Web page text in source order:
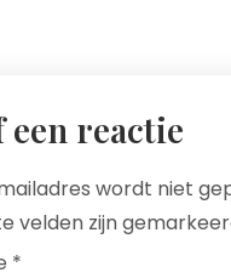
een reactie
wordt niet
velden zijn
*